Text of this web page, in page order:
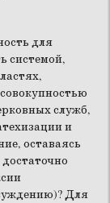
для
системой,
служб,
и
оставаясь
Для